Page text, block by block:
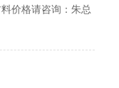
价格请咨询：朱总